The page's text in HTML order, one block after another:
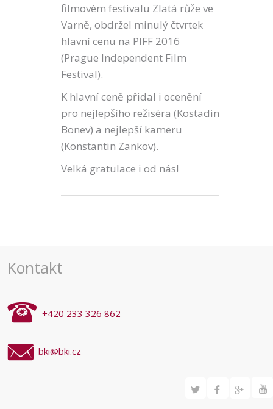
filmovém festivalu Zlatá růže ve
Varně, obdržel minulý čtvrtek
hlavní cenu na PIFF 2016
(Prague Independent Film
Festival).
K hlavní ceně přidal i ocenění
pro nejlepšího režiséra (Kostadin
Bonev) a nejlepší kameru
(Konstantin Zankov).
Velká gratulace i od nás!
Kontakt
+420 233 326 862
bki@bki.cz